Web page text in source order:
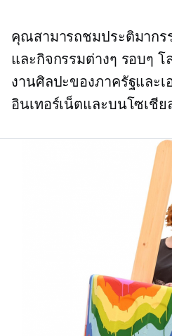
คุณสามารถชมประติมากร
และกิจกรรมต่างๆ รอบๆโ
งานศิลปะของภาครัฐและ
อินเทอร์เน็ตและบนโซเชีย